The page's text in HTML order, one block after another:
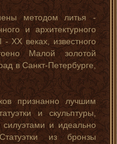
методом литья -
и архитектурного
XX веках, известного
Малой золотой
в Санкт-Петербурге,
признанно лучшим
и скульптуры,
и идеально
из бронзы